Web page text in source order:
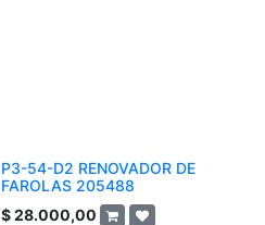
P3-54-D2 RENOVADOR DE
FAROLAS 205488
$28.000,00